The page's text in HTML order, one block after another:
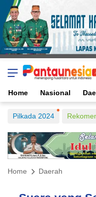
Home Nasional
Pilkada 2024
Home Daerah